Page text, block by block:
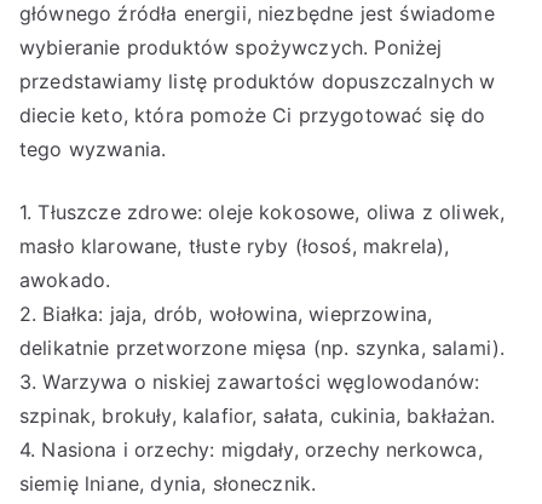
głównego źródła energii, niezbędne jest świadome
wybieranie produktów spożywczych. Poniżej
przedstawiamy listę produktów dopuszczalnych w
diecie keto, która pomoże Ci przygotować się do
tego wyzwania.
1. Tłuszcze zdrowe: oleje kokosowe, oliwa z oliwek,
masło klarowane, tłuste ryby (łosoś, makrela),
awokado.
2. Białka: jaja, drób, wołowina, wieprzowina,
delikatnie przetworzone mięsa (np. szynka, salami).
3. Warzywa o niskiej zawartości węglowodanów:
szpinak, brokuły, kalafior, sałata, cukinia, bakłażan.
4. Nasiona i orzechy: migdały, orzechy nerkowca,
siemię lniane, dynia, słonecznik.